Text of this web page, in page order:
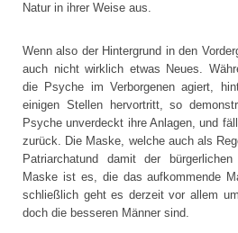
Natur in ihrer Weise aus.
Wenn also der Hintergrund in den
auch nicht wirklich etwas Neues.
die Psyche im Verborgenen agiert,
einigen Stellen hervortritt, so
Psyche unverdeckt ihre Anlagen, und
zurück. Die Maske, welche auch als
Patriarchatund damit der
Maske ist es, die das aufkommende
schließlich geht es derzeit vor allem
doch die besseren Männer sind.